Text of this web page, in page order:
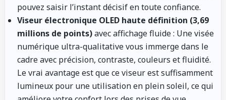
pouvez saisir l’instant décisif en toute confiance.
Viseur électronique OLED haute définition (3,69
millions de points)avec affichage fluide : Une visée
numérique ultra-qualitative vous immerge dans le
cadre avec précision, contraste, couleurs et fluidité.
Le vrai avantage est que ce viseur est suffisamment
lumineux pour une utilisation en plein soleil, ce qui